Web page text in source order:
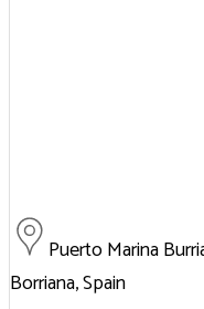
Puerto Marina
Borriana, Spain